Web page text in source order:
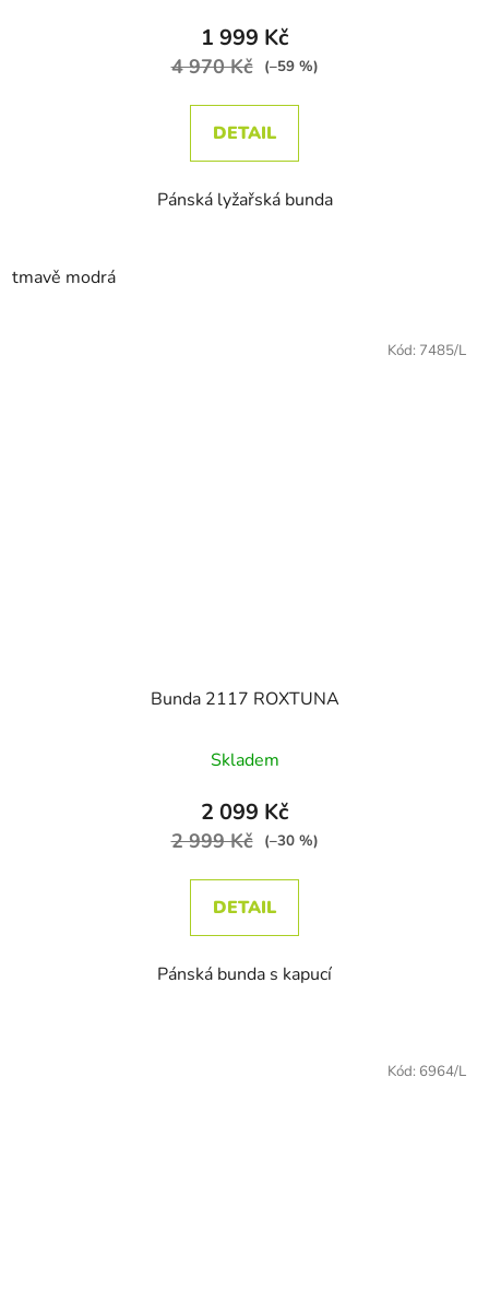
1 999 Kč
4 970 Kč (–59 %)
DETAIL
Pánská lyžařská bunda
tmavě modrá
Bunda 2117 ROXTUNA
Skladem
2 099 Kč
2 999 Kč (–30 %)
DETAIL
Pánská bunda s kapucí
Kód: 7485/L
Kód: 6964/L